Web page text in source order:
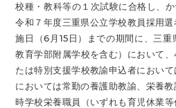
校種・教科等の１次試験に合格し、
令和７年度三重県公立学校教員採用
施日（6月15日）までの期間に、三
教育学部附属学校を含む）において
たは特別支援学校教諭申込者におい
においては常勤の養護助教諭、栄養
時学校栄養職員（いずれも育児休業